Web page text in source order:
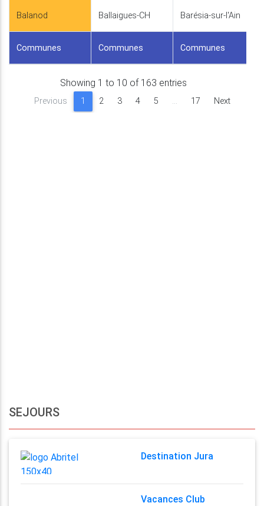
Balanod Ballaigues-CH Barésia-sur-l'Ain
Communes Communes Communes
Showing 1 to 10 of 163 entries
Previous 1 2 3 4 5 … 17 Next
SEJOURS
Destination Jura
Vacances Club